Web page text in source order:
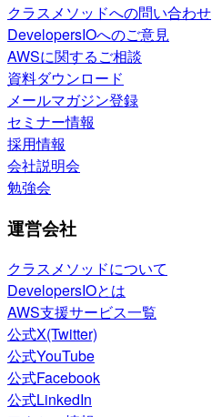
クラスメソッドへの問い合わせ
DevelopersIOへのご意見
AWSに関するご相談
資料ダウンロード
メールマガジン登録
セミナー情報
採用情報
会社説明会
勉強会
運営会社
クラスメソッドについて
DevelopersIOとは
AWS支援サービス一覧
公式X(Twitter)
公式YouTube
公式Facebook
公式LinkedIn